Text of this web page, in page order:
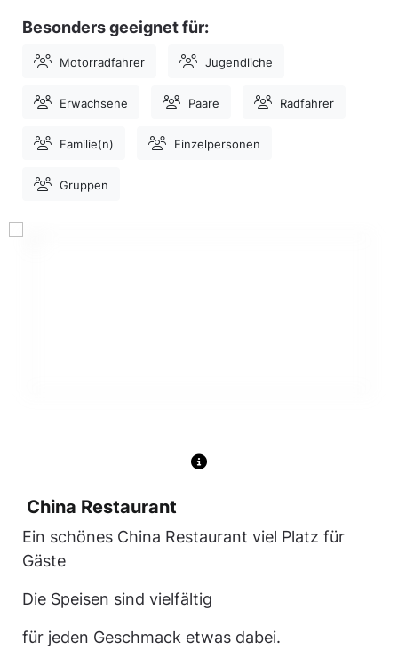
Besonders geeignet für:
Motorradfahrer Jugendliche
Erwachsene Paare Radfahrer
Familie(n) Einzelpersonen
Gruppen
China Restaurant
Ein schönes China Restaurant viel Platz für
Gäste
Die Speisen sind vielfältig
für jeden Geschmack etwas dabei.